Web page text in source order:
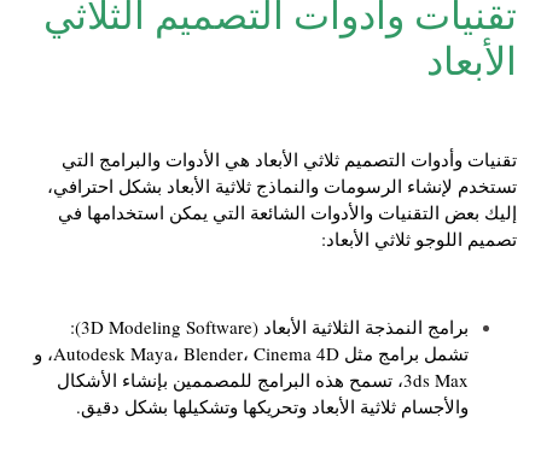
تقنيات وأدوات التصميم الثلاثي
الأبعاد
تقنيات وأدوات التصميم ثلاثي الأبعاد هي الأدوات والبرامج التي
تستخدم لإنشاء الرسومات والنماذج ثلاثية الأبعاد بشكل احترافي،
إليك بعض التقنيات والأدوات الشائعة التي يمكن استخدامها في
تصميم اللوجو ثلاثي الأبعاد:
برامج النمذجة الثلاثية الأبعاد (3D Modeling Software):
تشمل برامج مثل Autodesk Maya، Blender، Cinema 4D، و
3ds Max، تسمح هذه البرامج للمصممين بإنشاء الأشكال
والأجسام ثلاثية الأبعاد وتحريكها وتشكيلها بشكل دقيق.